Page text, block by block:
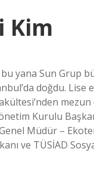
Kim
yana Sun Grup
doğdu. Lise
Kurulu
Müdür –
ve TÜSİAD